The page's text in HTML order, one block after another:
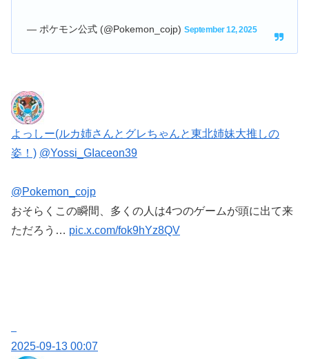
— ポケモン公式 (@Pokemon_cojp) September 12, 2025
よっしー(ルカ姉さんとグレちゃんと東北姉妹大推しの
姿！) @Yossi_GIaceon39
@Pokemon_cojp
おそらくこの瞬間、多くの人は4つのゲームが頭に出て来
ただろう… pic.x.com/fok9hYz8QV
2025-09-13 00:07